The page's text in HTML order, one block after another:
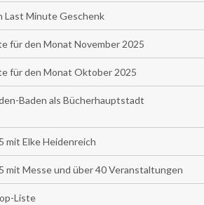
Last Minute Geschenk
für den Monat November 2025
für den Monat Oktober 2025
Baden als Bücherhauptstadt
mit Elke Heidenreich
mit Messe und über 40 Veranstaltungen
Liste